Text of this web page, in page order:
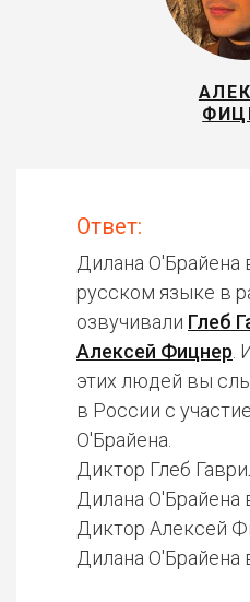
Ответ:
Дилана О'Брайена
русском языке в
озвучивали Глеб
Алексей Фицнер
этих людей вы
в России с
О'Брайена.
Диктор Глеб
Дилана О'Брайена
Диктор Алексей
Дилана О'Брайена